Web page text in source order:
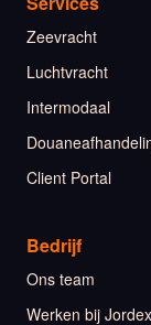
Zeevracht
Luchtvracht
Intermodaal
Client Portal
Bedrijf
Ons team
Werken bij Jordex